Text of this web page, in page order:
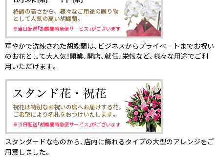
華やかで洗練された胡蝶蘭は、ビジネスからプライベートまでお祝い
のお花として大人気！開業、開店、就任、栄転など、様々な用途でご利
用いただけます。
スタンダードなものから、店内に飾れるタイプの大型のアレンジをご
用意しました。